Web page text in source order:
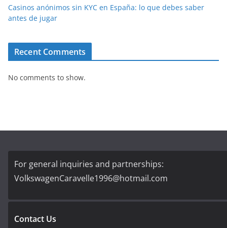
Casinos anónimos sin KYC en España: lo que debes saber
antes de jugar
Recent Comments
No comments to show.
For general inquiries and partnerships:
VolkswagenCaravelle1996@hotmail.com
Contact Us